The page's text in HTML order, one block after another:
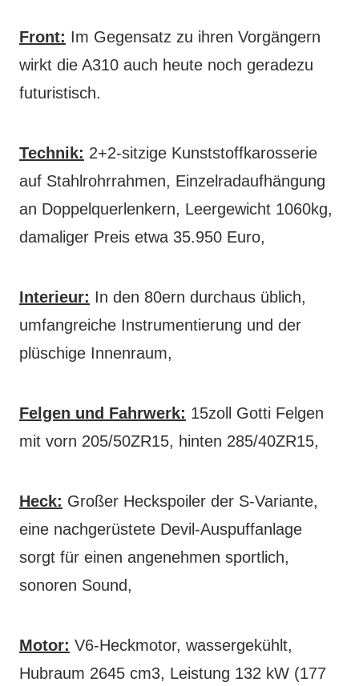
Front: Im Gegensatz zu ihren Vorgängern
wirkt die A310 auch heute noch geradezu
futuristisch.
Technik: 2+2-sitzige Kunststoffkarosserie
auf Stahlrohrrahmen, Einzelradaufhängung
an Doppelquerlenkern, Leergewicht 1060kg,
damaliger Preis etwa 35.950 Euro,
Interieur: In den 80ern durchaus üblich,
umfangreiche Instrumentierung und der
plüschige Innenraum,
Felgen und Fahrwerk: 15zoll Gotti Felgen
mit vorn 205/50ZR15, hinten 285/40ZR15,
Heck: Großer Heckspoiler der S-Variante,
eine nachgerüstete Devil-Auspuffanlage
sorgt für einen angenehmen sportlich,
sonoren Sound,
Motor: V6-Heckmotor, wassergekühlt,
Hubraum 2645 cm3, Leistung 132 kW (177